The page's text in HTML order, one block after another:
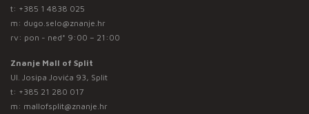
t: +385 1 4838 025
m: dugo.selo@znanje.hr
rv: pon - ned* 9:00 – 21:00
Znanje Mall of Split
Ul. Josipa Jovića 93, Split
t: +385 21 280 017
m: mallofsplit@znanje.hr